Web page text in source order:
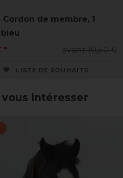
Cordon de membre, 1
avant 10,50 €
*
LISTE DE SOUHAITS
intéresser